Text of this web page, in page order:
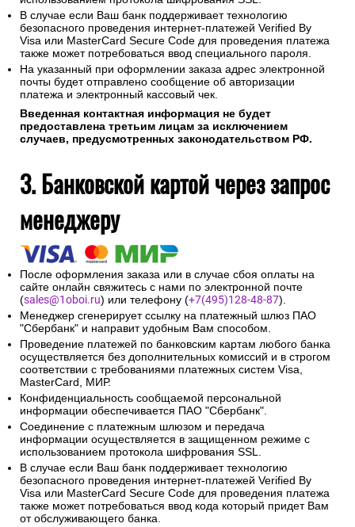
В случае если Ваш банк поддерживает технологию
безопасного проведения интернет-платежей Verified By
Visa или MasterCard Secure Code для проведения платежа
также может потребоваться ввод специального пароля.
На указанный при оформлении заказа адрес электронной
почты будет отправлено сообщение об авторизации
платежа и электронный кассовый чек.
Введенная контактная информация не будет
предоставлена третьим лицам за исключением
случаев, предусмотренных законодательством РФ.
3. Банковской картой через запрос
менеджеру
После оформления заказа или в случае сбоя оплаты на
сайте онлайн свяжитесь с нами по электронной почте
(sales@1oboi.ru) или телефону (+7(495)128-48-87).
Менеджер сгенерирует ссылку на платежный шлюз ПАО
"Сбербанк" и направит удобным Вам способом.
Проведение платежей по банковским картам любого банка
осуществляется без дополнительных комиссий и в строгом
соответствии с требованиями платежных систем Visa,
MasterCard, МИР.
Конфиденциальность сообщаемой персональной
информации обеспечивается ПАО "Сбербанк".
Соединение с платежным шлюзом и передача
информации осуществляется в защищенном режиме с
использованием протокола шифрования SSL.
В случае если Ваш банк поддерживает технологию
безопасного проведения интернет-платежей Verified By
Visa или MasterCard Secure Code для проведения платежа
также может потребоваться ввод кода который придет Вам
от обслуживающего банка.